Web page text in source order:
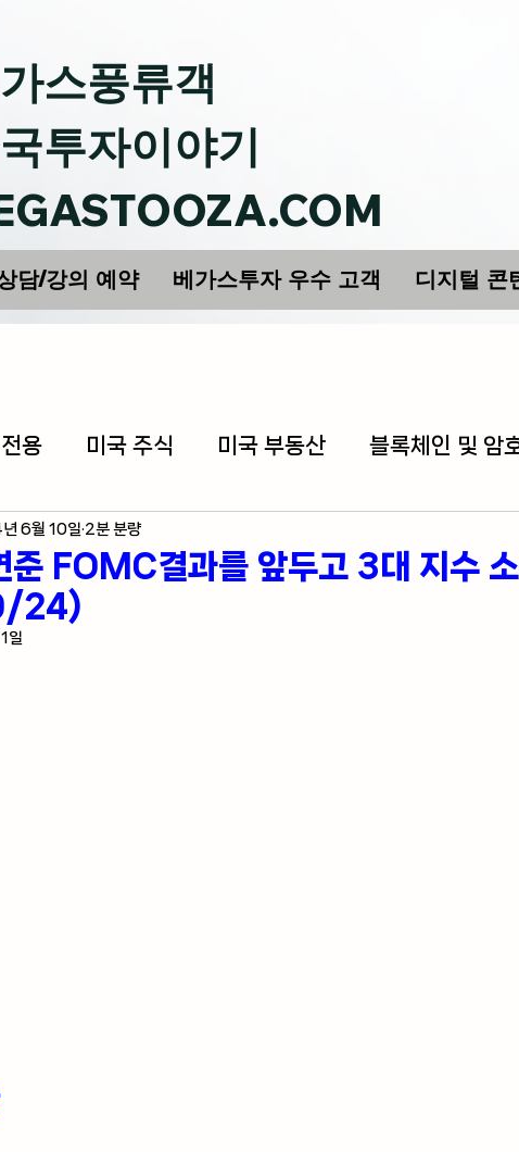
스풍류객
투자이야기
담/강의 예약 베가스투자 우수 고객 디지털 콘
용 미국 주식 미국 부동산 블록체인 및 암
지표 미국 주식 입문
자의 혼잣말
FOMC결과를 앞두고 3대 지수
24)
6월 10일 2분 분량
일